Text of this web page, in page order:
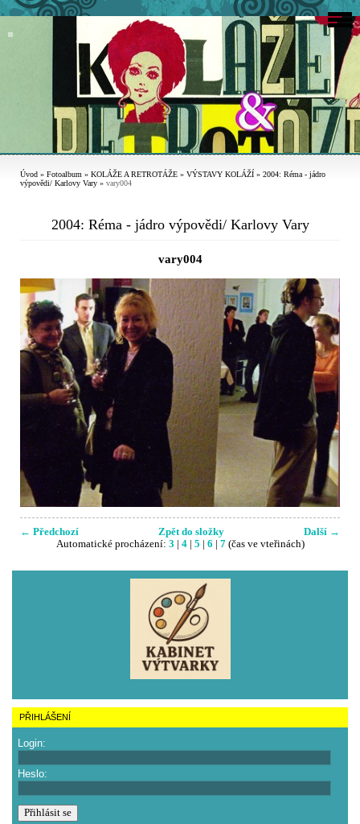
Úvod » Fotoalbum » KOLÁŽE A RETROTÁŽE » VÝSTAVY KOLÁŽÍ » 2004: Réma - jádro
výpovědi/ Karlovy Vary » vary004
2004: Réma - jádro výpovědi/ Karlovy Vary
vary004
← Předchozí Další →
Zpět do složky
Automatické procházení: 3 | 4| 5 | 6 | 7(čas ve vteřinách)
PŘIHLÁŠENÍ
Login:
Heslo: